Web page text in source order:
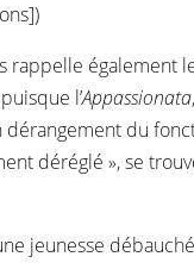
rappelle également
l’Appassionata
dérangement du
déréglé », se
jeunesse